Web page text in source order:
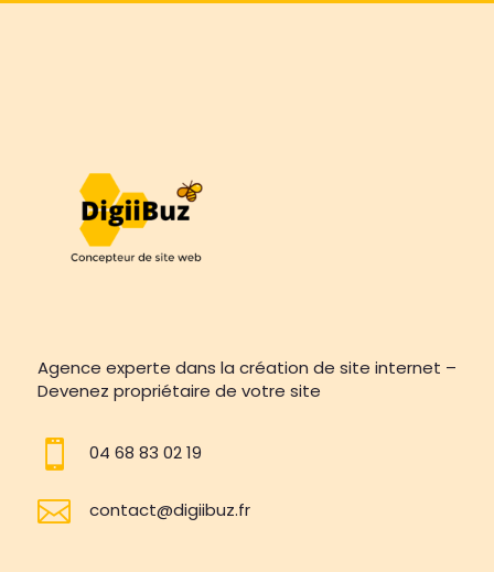
Agence experte dans la création de site internet –
Devenez propriétaire de votre site
 04 68 83 02 19
 contact@digiibuz.fr